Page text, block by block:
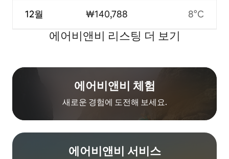
12월 ₩140,788 8°C
에어비앤비 리스팅 더 보기
에어비앤비 체험
새로운 경험에 도전해 보세요.
에어비앤비 서비스